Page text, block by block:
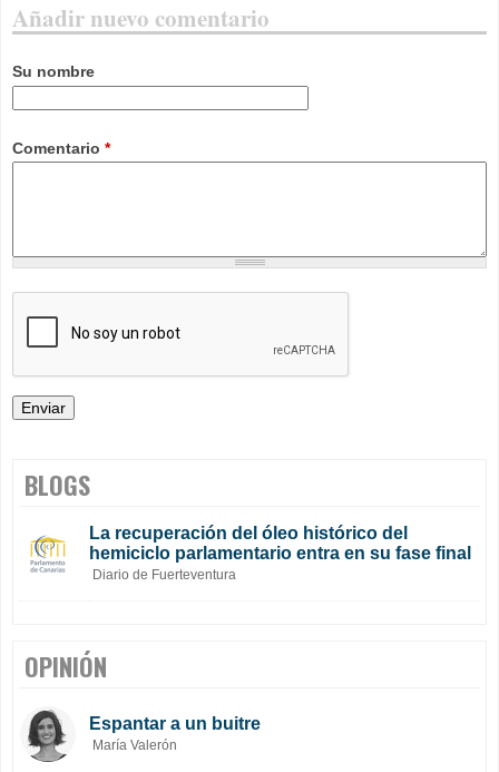
Añadir nuevo comentario
Su nombre
Comentario *
BLOGS
La recuperación del óleo histórico del
hemiciclo parlamentario entra en su fase final
Diario de Fuerteventura
OPINIÓN
Espantar a un buitre
María Valerón